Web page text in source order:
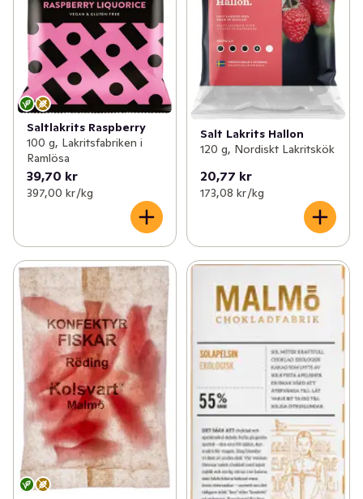
Saltlakrits Raspberry
100 g, Lakritsfabriken i
Ramlösa
39,70 kr
397,00 kr /kg
Salt Lakrits Hallon
120 g, Nordiskt Lakritskök
20,77 kr
173,08 kr /kg